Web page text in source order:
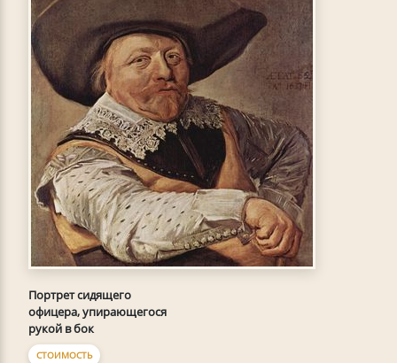
Портрет сидящего
офицера, упирающегося
рукой в бок
СТОИМОСТЬ